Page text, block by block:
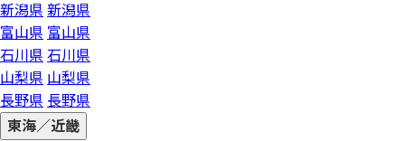
新潟県 新潟県
富山県 富山県
石川県 石川県
山梨県 山梨県
長野県 長野県
東海／近畿